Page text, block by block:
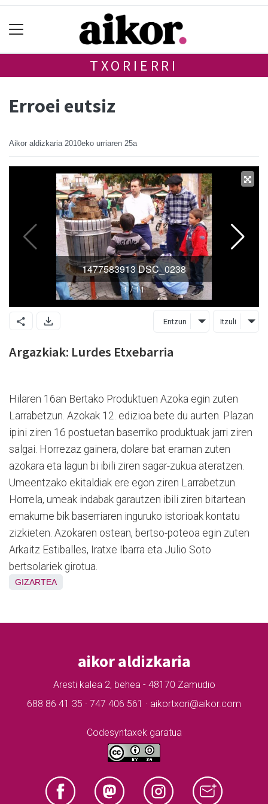
TXORIERRI
Erroei eutsiz
Aikor aldizkaria 2010eko urriaren 25a
Entzun Itzuli
Argazkiak: Lurdes Etxebarria
Hilaren 16an Bertako Produktuen Azoka egin zuten
Larrabetzun. Azokak 12. edizioa bete du aurten. Plazan
ipini ziren 16 postuetan baserriko produktuak jarri ziren
salgai. Horrezaz gainera, dolare bat eraman zuten
azokara eta lagun bi ibili ziren sagar-zukua ateratzen.
Umeentzako ekitaldiak ere egon ziren Larrabetzun.
Horrela, umeak indabak garautzen ibili ziren bitartean
emakume bik baserriaren inguruko istorioak kontatu
zizkieten. Azokaren ostean, bertso-poteoa egin zuten
Arkaitz Estiballes, Iratxe Ibarra eta Julio Soto
bertsolariek girotua.
GIZARTEA
aikor aldizkaria
Aresti kalea 2, behea - 48170 Zamudio
688 86 41 35 · 747 406 561 · aikortxori@aikor.com
Codesyntaxek garatua